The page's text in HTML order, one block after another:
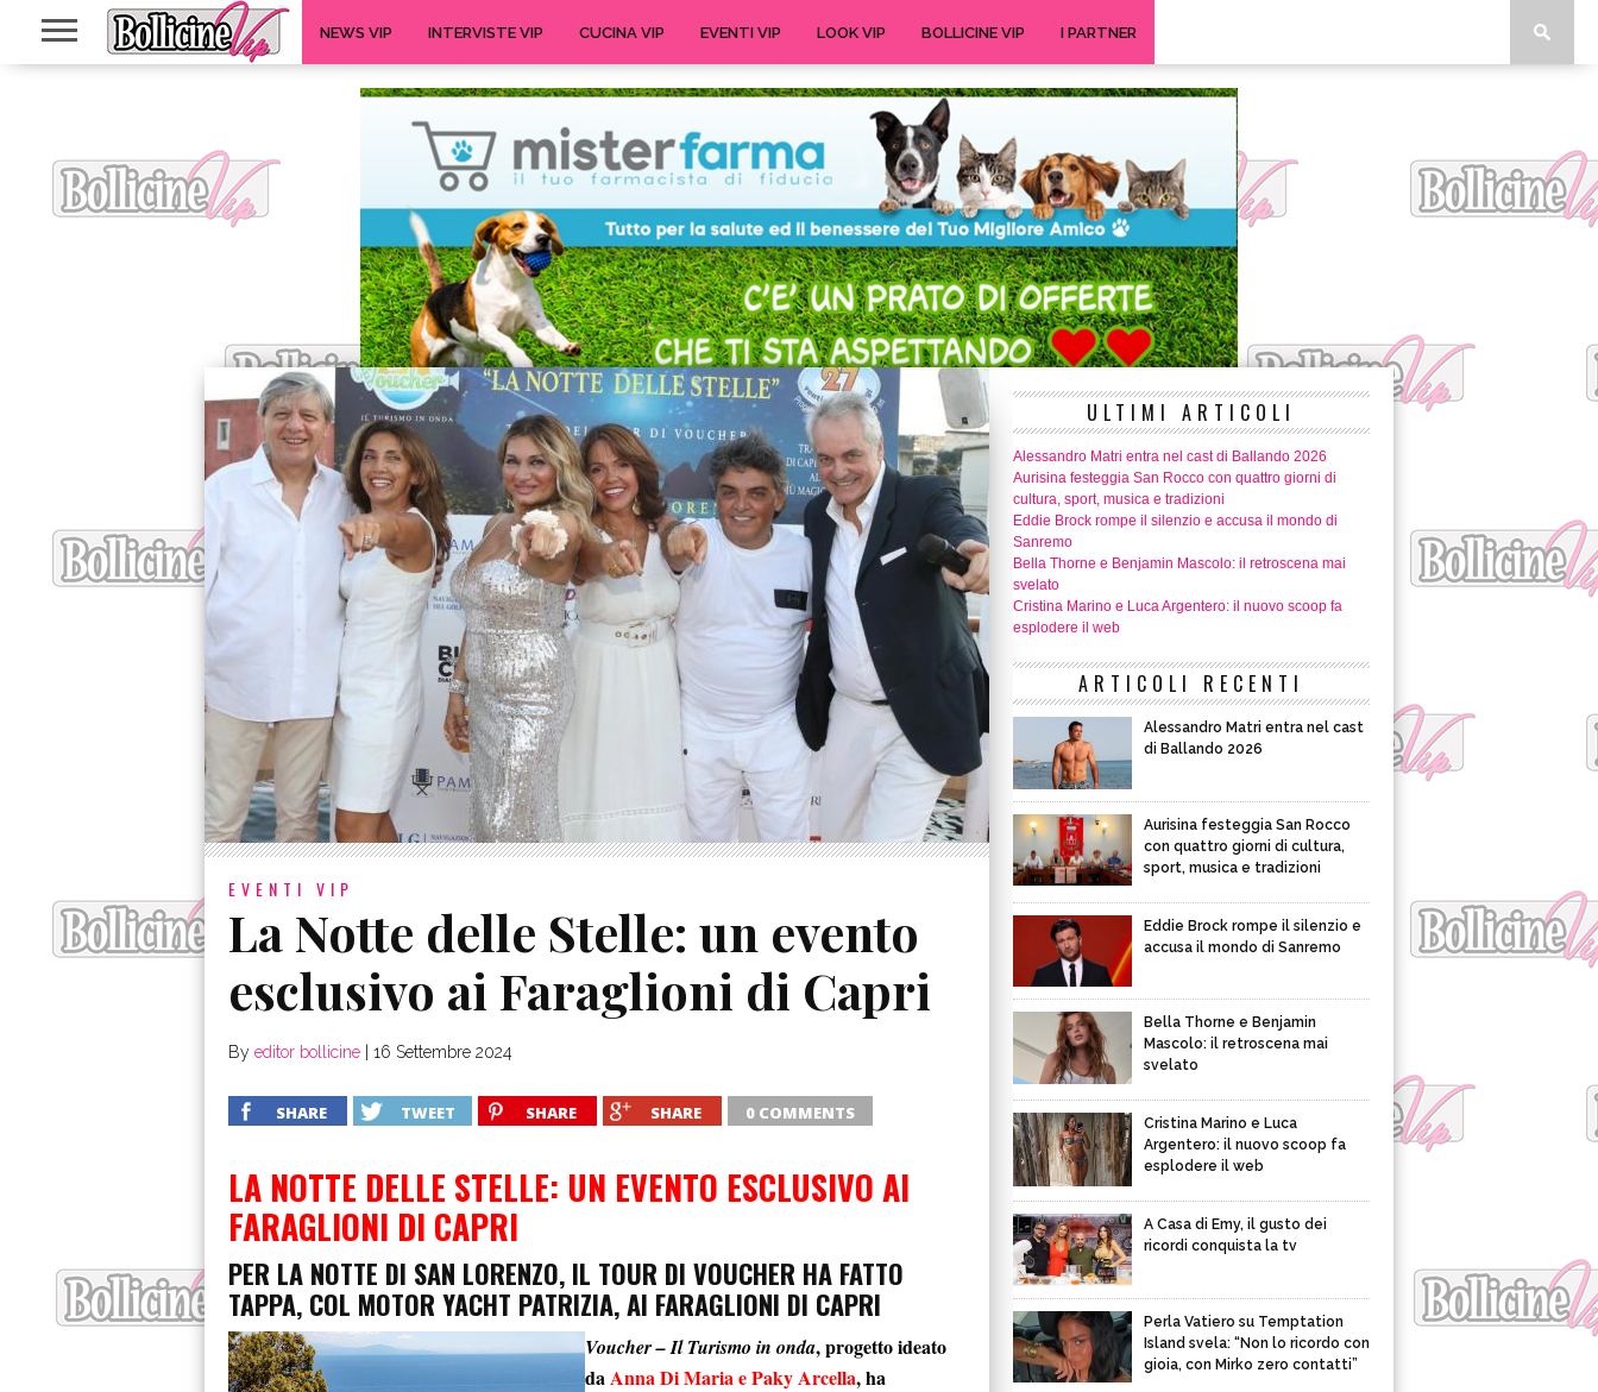
NEWS VIP INTERVISTE VIP CUCINA VIP EVENTI VIP LOOK VIP BOLLICINE VIP I PARTNER
EVENTI VIP
La Notte delle Stelle: un evento
esclusivo ai Faraglioni di Capri
By editor bollicine 16 Settembre 2024
SHARE TWEET SHARE SHARE 0 COMMENTS
LA NOTTE DELLE STELLE: UN EVENTO ESCLUSIVO AI
FARAGLIONI DI CAPRI
PER LA NOTTE DI SAN LORENZO, IL TOUR DI VOUCHER HA FATTO
TAPPA, COL MOTOR YACHT PATRIZIA, AI FARAGLIONI DI CAPRI
Voucher – Il Turismo in onda, progetto ideato
daAnna Di Maria e Paky Arcella, ha
ULTIMI ARTICOLI
Alessandro Matri entra nel cast di Ballando 2026
Aurisina festeggia San Rocco con quattro giorni di
cultura, sport, musica e tradizioni
Eddie Brock rompe il silenzio e accusa il mondo di
Sanremo
Bella Thorne e Benjamin Mascolo: il retroscena mai
svelato
Cristina Marino e Luca Argentero: il nuovo scoop fa
esplodere il web
ARTICOLI RECENTI
Alessandro Matri entra nel cast
di Ballando 2026
Aurisina festeggia San Rocco
con quattro giorni di cultura,
sport, musica e tradizioni
Eddie Brock rompe il silenzio e
accusa il mondo di Sanremo
Bella Thorne e Benjamin
Mascolo: il retroscena mai
svelato
Cristina Marino e Luca
Argentero: il nuovo scoop fa
esplodere il web
A Casa di Emy, il gusto dei
ricordi conquista la tv
Perla Vatiero su Temptation
Island svela: “Non lo ricordo con
gioia, con Mirko zero contatti”